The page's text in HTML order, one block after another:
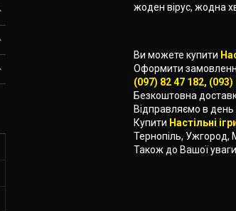
жоден вірус, жодна
Ви можете купити
Оформити
(097) 82 47 182, (093)
Безкоштовна
Відправляємо в
Купити Настільні
Тернопіль, Ужгород,
Також до Вашої уваги